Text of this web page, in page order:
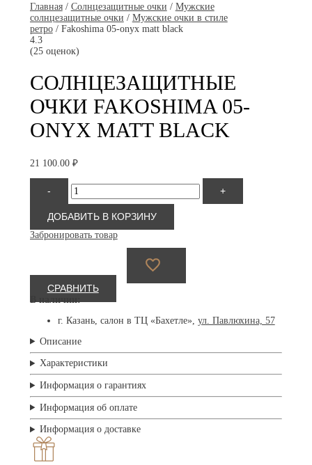
Главная/ Солнцезащитные очки / Мужские
солнцезащитные очки / Мужские очки в стиле
ретро/ Fakoshima 05-onyx matt black
4.3
(25 оценок)
СОЛНЦЕЗАЩИТНЫЕ
ОЧКИ FAKOSHIMA 05-
ONYX MATT BLACK
21 100.00 ₽
-
Количество
товара
Fakoshima
05-
onyx
matt
+
ДОБАВИТЬ В КОРЗИНУ
Забронировать товар
СРАВНИТЬ
В наличии:
г. Казань, салон в ТЦ «Бахетле», ул. Павлюхина, 57
Описание
Характеристики
Информация о гарантиях
Информация об оплате
Информация о доставке